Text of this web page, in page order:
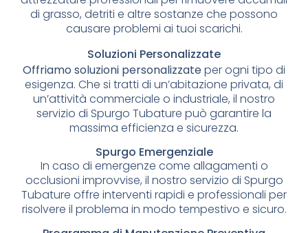
di grasso, detriti e altre sostanze che possono
causare problemi ai tuoi scarichi.
Soluzioni Personalizzate
Offriamo soluzioni personalizzateper ogni tipo di
esigenza. Che si tratti di un’abitazione privata, di
un’attività commerciale o industriale, il nostro
servizio di Spurgo Tubature può garantire la
massima efficienza e sicurezza.
Spurgo Emergenziale
In caso di emergenze come allagamenti o
occlusioni improvvise, il nostro servizio di Spurgo
Tubature offre interventi rapidi e professionali per
risolvere il problema in modo tempestivo e sicuro.